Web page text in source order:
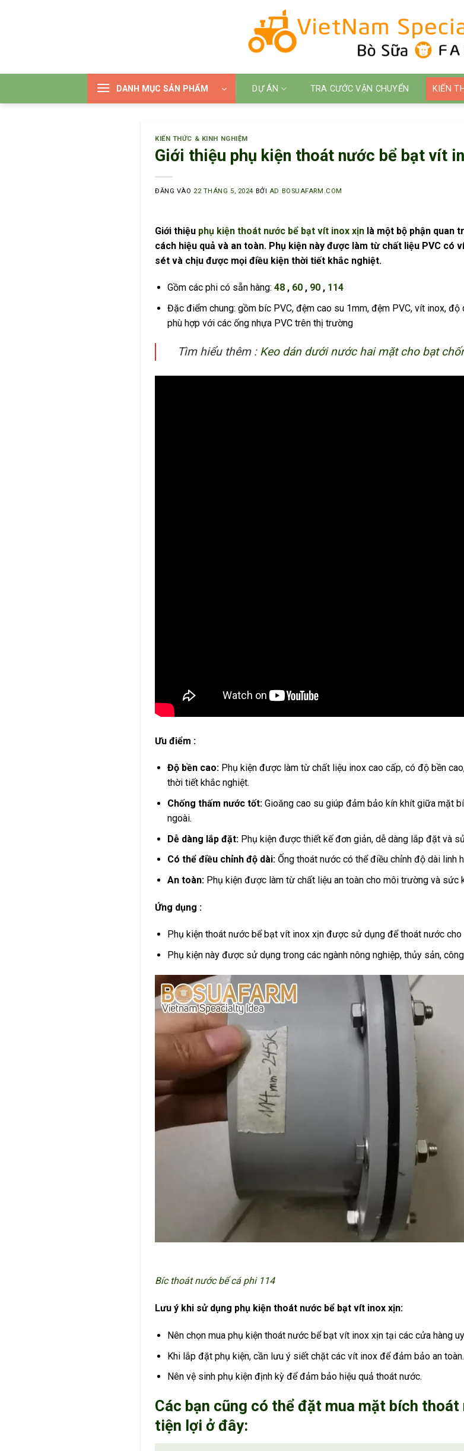
DANH MỤC SẢN PHẨM DỰ ÁN TRA CƯỚC VẬN CHUYỂN KIẾN
KIẾN THỨC & KINH NGHIỆM
Giới thiệu phụ kiện thoát nước bể bạt vít
ĐĂNG VÀO 22 THÁNG 5, 2024 BỞI AD BOSUAFARM.COM
Giới thiệu phụ kiện thoát nước bể bạt vít inox xịn là một bộ phận quan
cách hiệu quả và an toàn. Phụ kiện này được làm từ chất liệu PVC có
sét và chịu được mọi điều kiện thời tiết khắc nghiệt.
Gồm các phi có sẵn hàng: 48, 60, 90, 114
Đặc điểm chung: gồm bíc PVC, đệm cao su 1mm, đệm PVC, vít inox,
phù hợp với các ống nhựa PVC trên thị trường
Tìm hiểu thêm : Keo dán dưới nước hai mặt cho bạt
Ưu điểm :
Độ bền cao:Phụ kiện được làm từ chất liệu inox cao cấp, có độ bền
thời tiết khắc nghiệt.
Chống thấm nước tốt:Gioăng cao su giúp đảm bảo kín khít giữa mặt
ngoài.
Dễ dàng lắp đặt:Phụ kiện được thiết kế đơn giản, dễ dàng lắp đặt và
Có thể điều chỉnh độ dài:Ống thoát nước có thể điều chỉnh độ dài linh
An toàn:Phụ kiện được làm từ chất liệu an toàn cho môi trường và sức
Ứng dụng :
Phụ kiện thoát nước bể bạt vít inox xịn được sử dụng để thoát nước
Phụ kiện này được sử dụng trong các ngành nông nghiệp, thủy sản,
Bíc thoát nước bể cá phi 114
Lưu ý khi sử dụng phụ kiện thoát nước bể bạt vít inox xịn:
Nên chọn mua phụ kiện thoát nước bể bạt vít inox xịn tại các cửa hàng
Khi lắp đặt phụ kiện, cần lưu ý siết chặt các vít inox để đảm bảo an toàn.
Nên vệ sinh phụ kiện định kỳ để đảm bảo hiệu quả thoát nước.
Các bạn cũng có thể đặt mua mặt bích
tiện lợi ở đây: